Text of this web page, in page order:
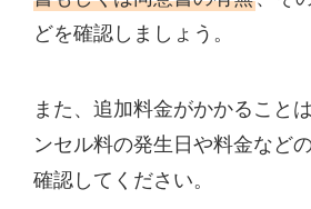
どを確認しましょう。
また、追加料金がかかること
ンセル料の発生日や料金など
確認してください。